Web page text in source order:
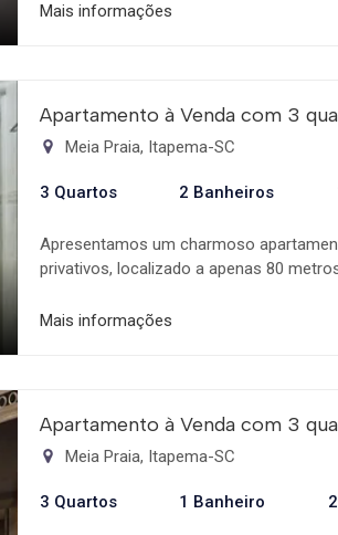
Mais informações
Apartamento à Venda com 3
Meia Praia, Itapema-SC
3 Quartos 2 Banheiros
Apresentamos um charmoso
privativos, localizado a apenas 80
momentos de descontração. São 3
Apartamento Mobiliado
Mais informações
Apartamento à Venda com 3
Meia Praia, Itapema-SC
3 Quartos 1 Banheiro